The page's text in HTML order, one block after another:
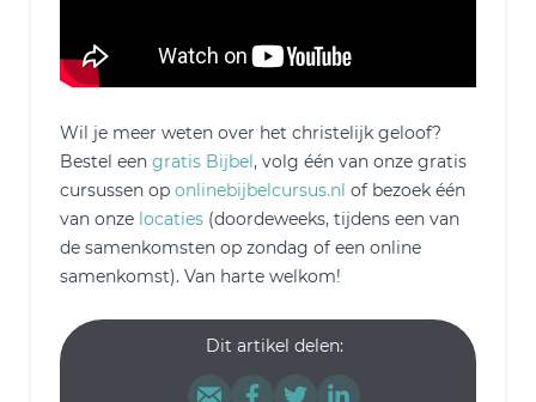
Wil je meer weten over het christelijk geloof?
Bestel een gratis Bijbel, volg één van onze gratis
cursussen op onlinebijbelcursus.nl of bezoek één
van onze locaties (doordeweeks, tijdens een van
de samenkomsten op zondag of een online
samenkomst). Van harte welkom!
Dit artikel delen: